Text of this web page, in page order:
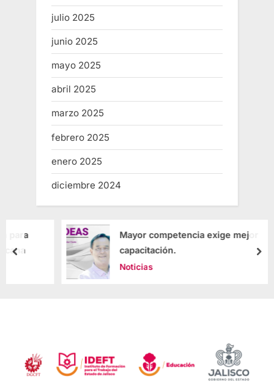
julio 2025
junio 2025
mayo 2025
abril 2025
marzo 2025
febrero 2025
enero 2025
diciembre 2024
Mayor competencia exige mejor
capacitación.
Noticias